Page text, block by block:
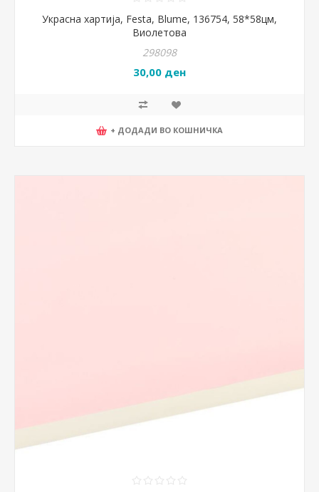
Украсна хартија, Festa, Blume, 136754, 58*58цм,
Виолетова
298098
30,00 ден
+ ДОДАДИ ВО КОШНИЧКА